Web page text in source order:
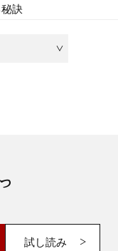
訣
試し読み